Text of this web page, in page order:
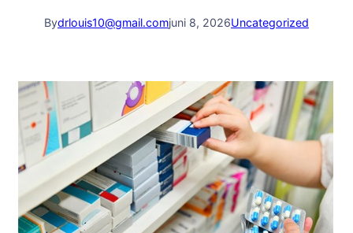
Bydrlouis10@gmail.comjuni 8, 2026Uncategorized